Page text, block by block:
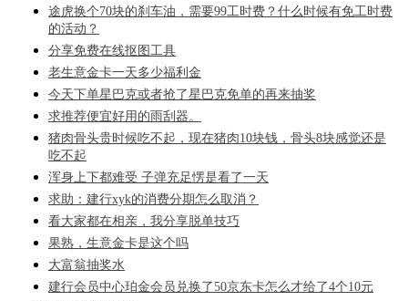
途虎换个70块的刹车油，需要99工时费？什么时候有免工时费
的活动？
分享免费在线抠图工具
老生意金卡一天多少福利金
今天下单星巴克或者抢了星巴克免单的再来抽奖
求推荐便宜好用的雨刮器。
猪肉骨头贵时候吃不起，现在猪肉10块钱，骨头8块感觉还是
吃不起
浑身上下都难受 子弹充足愣是看了一天
求助：建行xyk的消费分期怎么取消？
看大家都在相亲，我分享脱单技巧
果熟，生意金卡是这个吗
大富翁抽奖水
建行会员中心珀金会员兑换了50京东卡怎么才给了4个10元